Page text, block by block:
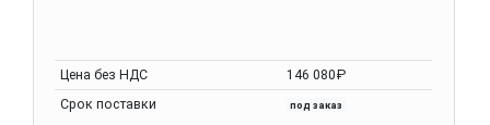
Цена без НДС
146 080₽
Срок поставки
под заказ